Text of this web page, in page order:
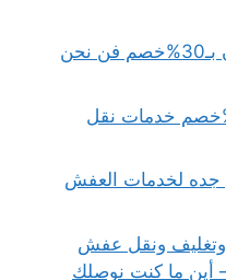
شركات نقل عفش جدة مرجان بـ30%خصم فن نحن
دبش العروسة جدة بـ30%خصم خدمات نقل
بـ35%خصم جده لخدمات العفش
ونقل عفش